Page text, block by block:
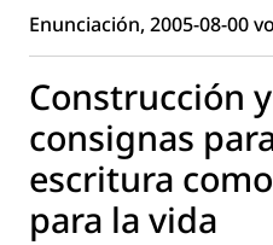
Enunciación, 2005-08-00
Construcción
consignas
escritura
para la vida